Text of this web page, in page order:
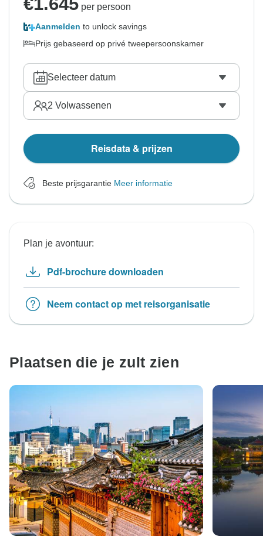
per persoon
Aanmelden to unlock savings
Prijs gebaseerd op privé tweepersoonskamer
Selecteer datum
2 Volwassenen
Reisdata & prijzen
Beste prijsgarantie Meer informatie
Plan je avontuur:
Pdf-brochure downloaden
Neem contact op met reisorganisatie
Plaatsen die je zult zien